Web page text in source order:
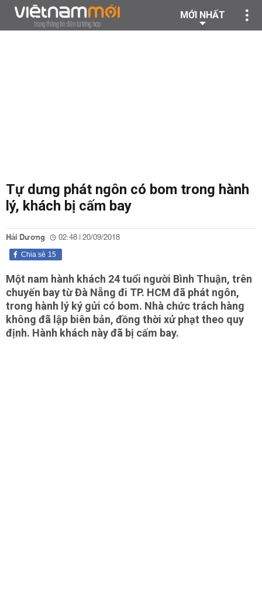
MỚI NHẤT
Tự dưng phát ngôn có bom trong hành
lý, khách bị cấm bay
Hải Dương 02:48 | 20/09/2018
15
Chia sẻ
Một nam hành khách 24 tuổi người Bình Thuận, trên
chuyến bay từ Đà Nẵng đi TP. HCM đã phát ngôn,
trong hành lý ký gửi có bom. Nhà chức trách hàng
không đã lập biên bản, đồng thời xử phạt theo quy
định. Hành khách này đã bị cấm bay.